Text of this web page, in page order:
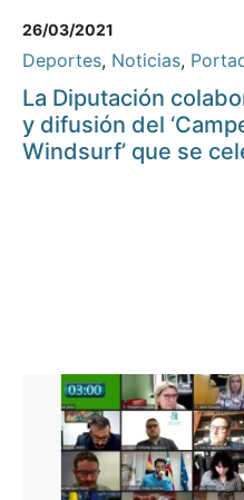
26/03/2021
Deportes, Noticias,
La Diputación
y difusión del
Windsurf’ que se